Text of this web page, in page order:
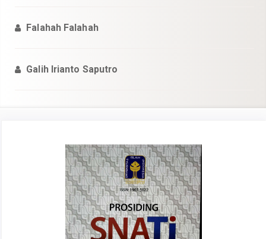
Falahah Falahah
Galih Irianto Saputro